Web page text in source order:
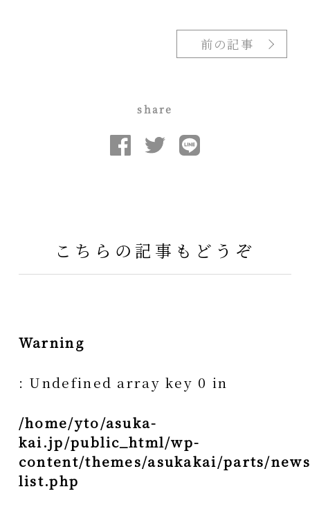
前の記事
share
こちらの記事もどうぞ
Warning
: Undefined array key 0 in
/home/yto/asuka-
kai.jp/public_html/wp-
content/themes/asukakai/parts/
list.php